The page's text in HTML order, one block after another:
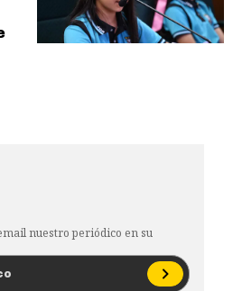
nuestro periódico en su